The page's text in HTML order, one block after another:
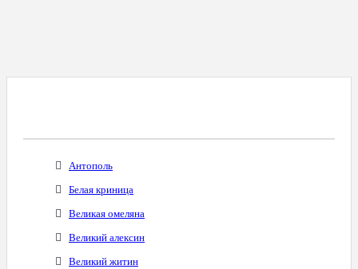
Антополь
Белая криница
Великая омеляна
Великий алексин
Великий житин